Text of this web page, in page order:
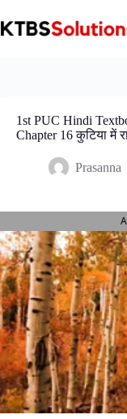
to
content
1st PUC Hindi
Chapter 16 कुटिया में
Prasanna